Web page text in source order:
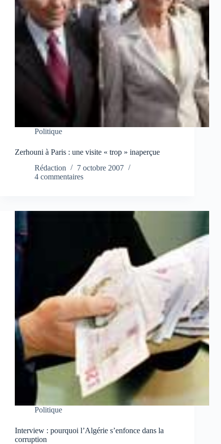
Politique
Zerhouni à Paris : une visite « trop » inaperçue
Rédaction
7 octobre 2007
4 commentaires
Politique
Interview : pourquoi l’Algérie s’enfonce dans la
corruption